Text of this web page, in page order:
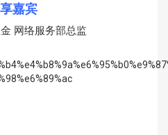
嘉宾
网络服务部总监